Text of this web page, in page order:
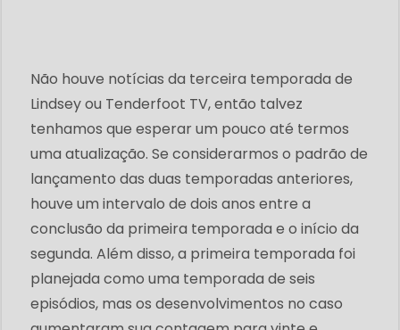
Não houve notícias da terceira temporada de
Lindsey ou Tenderfoot TV, então talvez
tenhamos que esperar um pouco até termos
uma atualização. Se considerarmos o padrão de
lançamento das duas temporadas anteriores,
houve um intervalo de dois anos entre a
conclusão da primeira temporada e o início da
segunda. Além disso, a primeira temporada foi
planejada como uma temporada de seis
episódios, mas os desenvolvimentos no caso